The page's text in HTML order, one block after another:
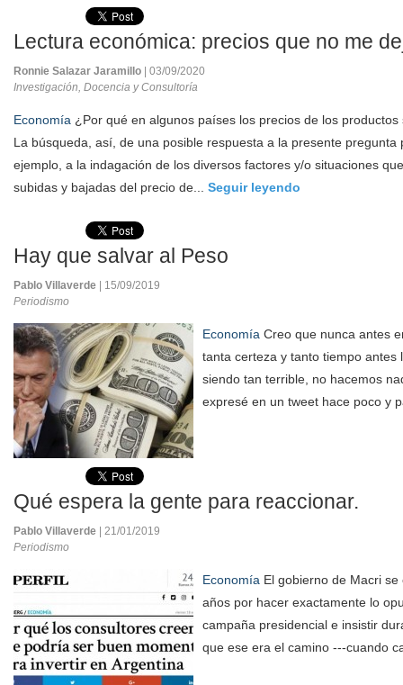
Lectura económica: precios que no me
Ronnie Salazar Jaramillo
| 03/09/2020
Investigación, Docencia y Consultoría
Economía ¿Por qué en algunos países los precios de los
La búsqueda, así, de una posible respuesta a la presente pregunta
ejemplo, a la indagación de los diversos factores y/o situaciones
subidas y bajadas del precio de... Seguir leyendo
Hay que salvar al Peso
Pablo Villaverde
| 15/09/2019
Periodismo
Economía Creo que nunca antes
tanta certeza y tanto tiempo antes
siendo tan terrible, no hacemos
expresé en un tweet hace poco y
Qué espera la gente para reaccionar.
Pablo Villaverde
| 21/01/2019
Periodismo
Economía El gobierno de Macri
años por hacer exactamente lo
campaña presidencial e insistir
que ese era el camino ---cuando